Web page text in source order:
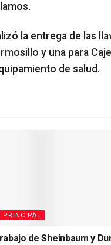
la entrega de las
y una para
de salud.
PRINCIPAL
de Sheinbaum y